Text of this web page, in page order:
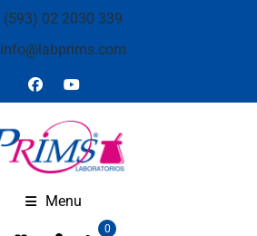
(593) 02 2030 339
info@labprims.com
Menu
0